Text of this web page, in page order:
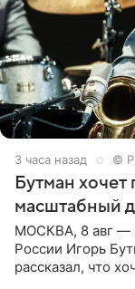
3 часа назад ©
Бутман
масштабный
МОСКВА, 8 авг —
России Игорь
рассказал, что